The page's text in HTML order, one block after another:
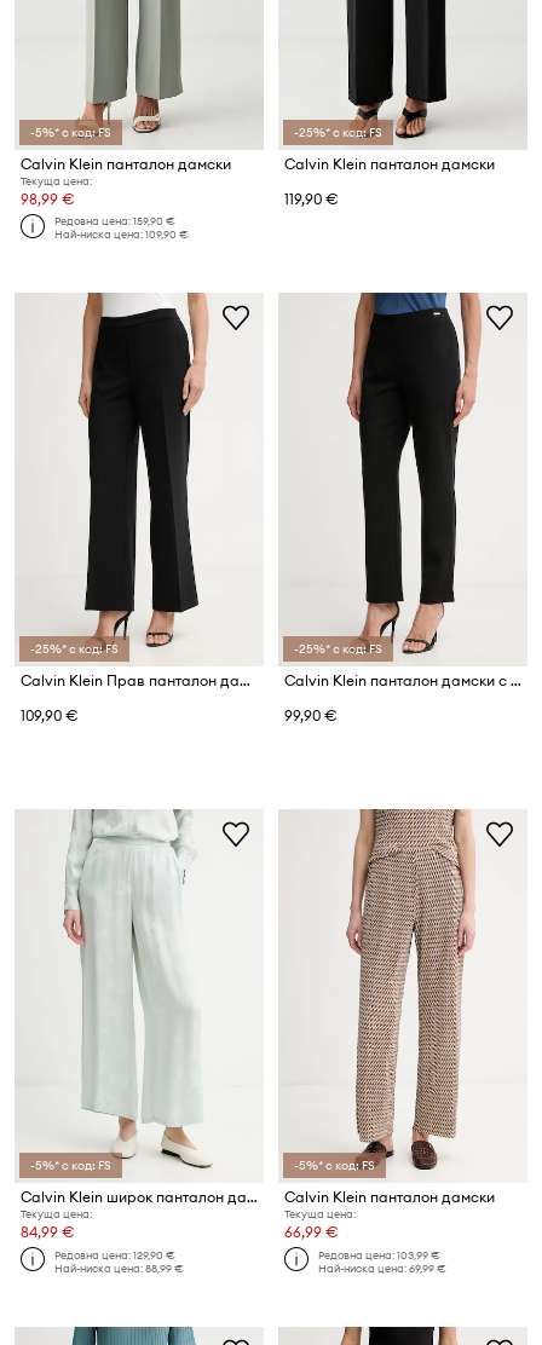
-5%* с код: FS
Calvin Klein панталон дамски
Текуща цена:
98,99 €
Редовна цена:159,90 €
Най-ниска цена:109,90 €
-25%* с код: FS
Calvin Klein панталон дамски
119,90 €
-25%* с код: FS
Calvin Klein Прав панталон дамски
109,90 €
-25%* с код: FS
Calvin Klein панталон дамски с вискоза
99,90 €
-5%* с код: FS
Calvin Klein широк панталон дамски от вискоза
Текуща цена:
84,99 €
Редовна цена:129,90 €
Най-ниска цена:88,99 €
-5%* с код: FS
Calvin Klein панталон дамски
Текуща цена:
66,99 €
Редовна цена:103,99 €
Най-ниска цена:69,99 €